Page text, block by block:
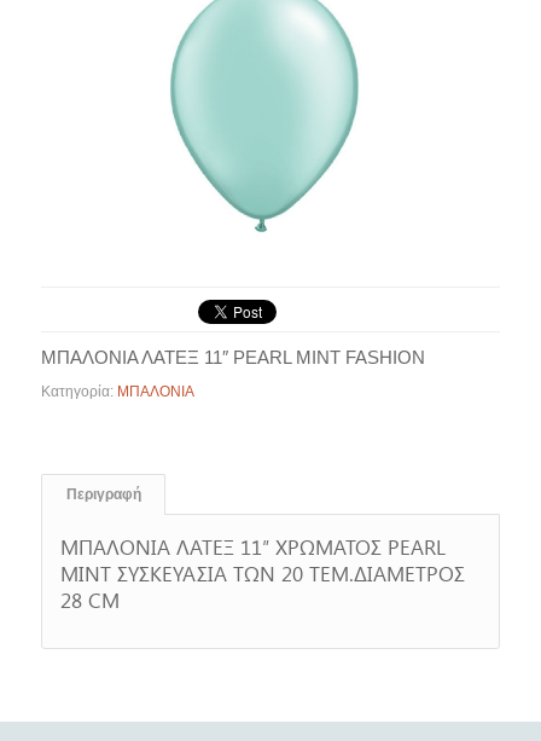
ΜΠΑΛΟΝΙΑ ΛΑΤΕΞ 11″ PEARL MINT FASHION
Κατηγορία: ΜΠΑΛΟΝΙΑ
Περιγραφή
ΜΠΑΛΟΝΙΑ ΛΑΤΕΞ 11″ ΧΡΩΜΑΤΟΣ PEARL
MINT ΣΥΣΚΕΥΑΣΙΑ ΤΩΝ 20 ΤΕΜ.ΔΙΑΜΕΤΡΟΣ
28 CM